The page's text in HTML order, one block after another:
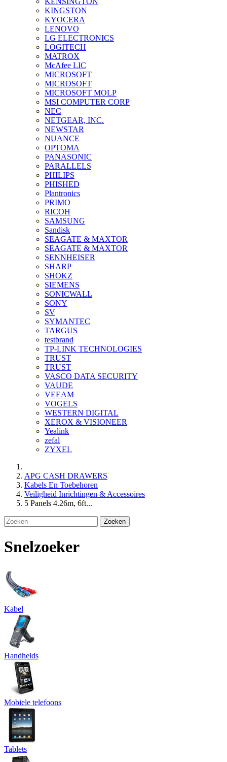
KINGSTON
KYOCERA
LENOVO
LG ELECTRONICS
LOGITECH
MATROX
McAfee LIC
MICROSOFT
MICROSOFT
MICROSOFT MOLP
MSI COMPUTER CORP
NEC
NETGEAR, INC.
NEWSTAR
NUANCE
OPTOMA
PANASONIC
PARALLELS
PHILIPS
PHISHED
Plantronics
PRIMO
RICOH
SAMSUNG
Sandisk
SEAGATE & MAXTOR
SEAGATE & MAXTOR
SENNHEISER
SHARP
SHOKZ
SIEMENS
SONICWALL
SONY
SV
SYMANTEC
TARGUS
testbrand
TP-LINK TECHNOLOGIES
TRUST
TRUST
VASCO DATA SECURITY
VAUDE
VEEAM
VOGELS
WESTERN DIGITAL
XEROX & VISIONEER
Yealink
zefal
ZYXEL
APG CASH DRAWERS
Kabels En Toebehoren
Veiligheid Inrichtingen & Accessoires
5 Panels 4.26m, 6ft...
Zoeken
Snelzoeker
Kabel
Handhelds
Mobiele telefoons
Tablets